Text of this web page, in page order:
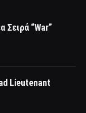
Σειρά “War”
Lieutenant